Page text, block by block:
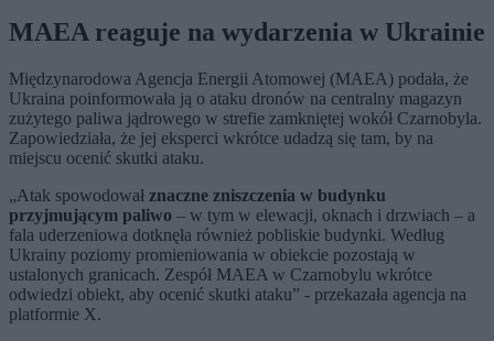
MAEA reaguje na wydarzenia w Ukrainie
Międzynarodowa Agencja Energii Atomowej (MAEA) podała, że
Ukraina poinformowała ją o ataku dronów na centralny magazyn
zużytego paliwa jądrowego w strefie zamkniętej wokół Czarnobyla.
Zapowiedziała, że jej eksperci wkrótce udadzą się tam, by na
miejscu ocenić skutki ataku.
„Atak spowodował znaczne zniszczenia w budynku
przyjmującym paliwo – w tym w elewacji, oknach i drzwiach – a
fala uderzeniowa dotknęła również pobliskie budynki. Według
Ukrainy poziomy promieniowania w obiekcie pozostają w
ustalonych granicach. Zespół MAEA w Czarnobylu wkrótce
odwiedzi obiekt, aby ocenić skutki ataku” - przekazała agencja na
platformie X.